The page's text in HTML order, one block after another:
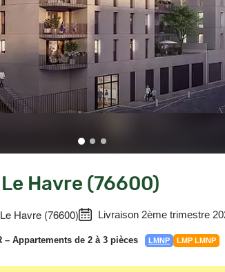
Havre (76600)
Havre (76600) Livraison 2ème trimestre
– Appartements de 2 à 3 pièces LMNP LMP LMNP